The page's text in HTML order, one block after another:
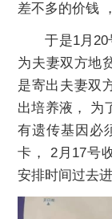
差不多的价钱
于是1月20号
为夫妻双方地
是寄出夫妻双
出培养液， 为
有遗传基因必
卡， 2月17号
安排时间过去进